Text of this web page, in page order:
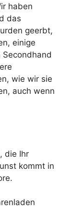
haben
das
geerbt,
einige
wie wir sie
auch wenn
die Ihr
kommt in